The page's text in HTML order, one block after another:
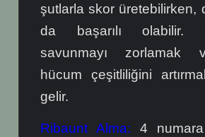
şutlarla skor üretebilirken,
da başarılı olabilir.
savunmayı zorlamak
hücum çeşitliliğini
gelir.
Ribaunt Alma: 4